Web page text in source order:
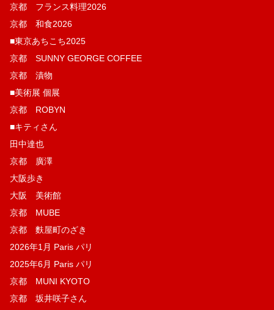
京都 フランス料理2026
京都 和食2026
■東京あちこち2025
京都 SUNNY GEORGE COFFEE
京都 漬物
■美術展 個展
京都 ROBYN
■キティさん
田中達也
京都 廣澤
大阪歩き
大阪 美術館
京都 MUBE
京都 麩屋町のざき
2026年1月 Paris パリ
2025年6月 Paris パリ
京都 MUNI KYOTO
京都 坂井咲子さん